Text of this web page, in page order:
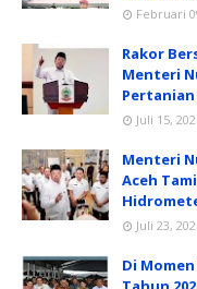
Februari
Rakor
Menteri
Juli 15,
Menteri
Aceh
Juli 23,
Di